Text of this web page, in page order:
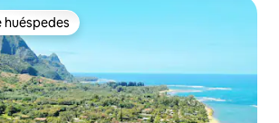
huéspedes más destacados
huéspedes